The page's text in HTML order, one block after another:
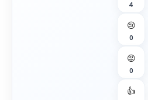
4
😢
0
😡
0
👍